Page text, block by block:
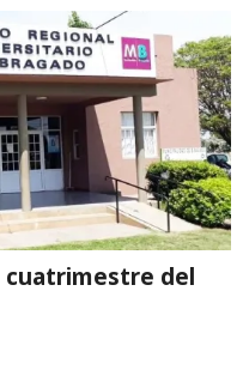
cuatrimestre del